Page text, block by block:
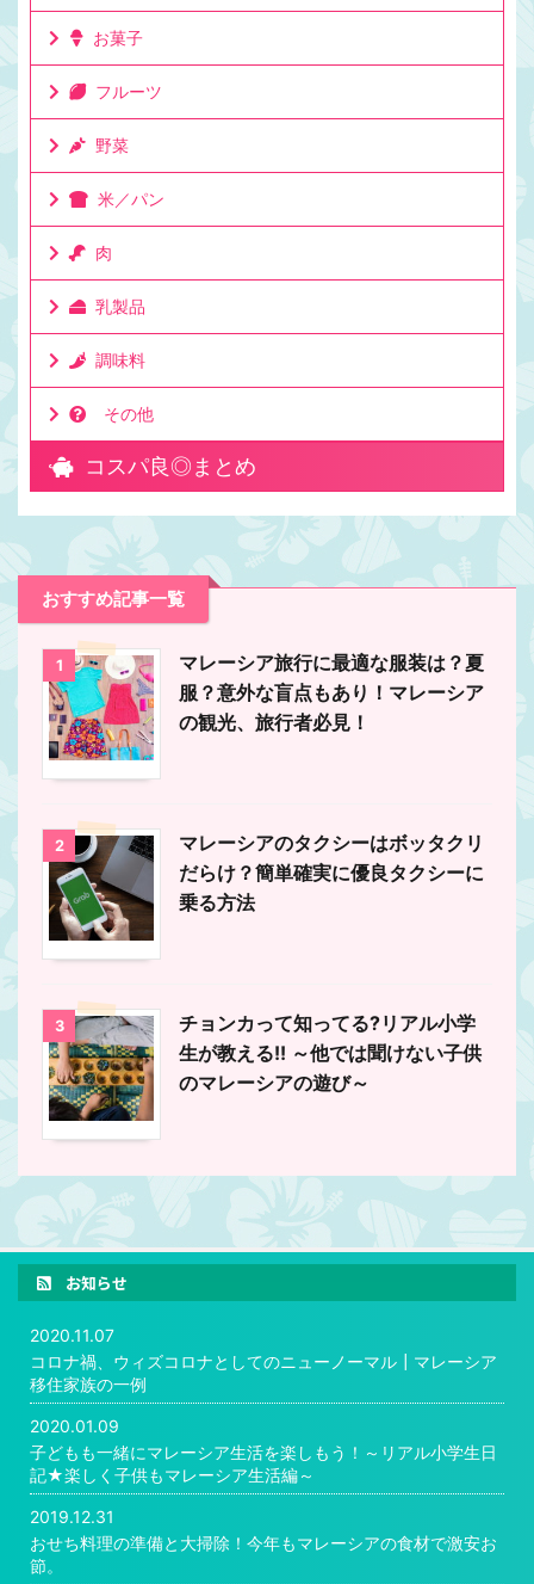
お菓子
フルーツ
野菜
米／パン
肉
乳製品
調味料
その他
コスパ良◎まとめ
おすすめ記事一覧
1
マレーシア旅行に最適な服装は？夏
服？意外な盲点もあり！マレーシア
の観光、旅行者必見！
2
マレーシアのタクシーはボッタクリ
だらけ？簡単確実に優良タクシーに
乗る方法
3
チョンカって知ってる?リアル小学
生が教える!! ～他では聞けない子供
のマレーシアの遊び～
お知らせ
2020.11.07
コロナ禍、ウィズコロナとしてのニューノーマル┃マレーシア
移住家族の一例
2020.01.09
子どもも一緒にマレーシア生活を楽しもう！～リアル小学生日
記★楽しく子供もマレーシア生活編～
2019.12.31
おせち料理の準備と大掃除！今年もマレーシアの食材で激安お
節。